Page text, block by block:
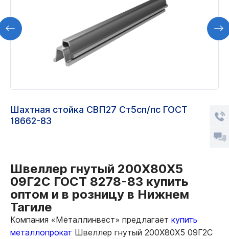
Шахтная стойка СВП27 Ст5сп/пс ГОСТ
18662-83
Швеллер гнутый 200Х80Х5
09Г2С ГОСТ 8278-83 купить
оптом и в розницу в Нижнем
Тагиле
Компания «Металлинвест» предлагает купить
металлопрокат Швеллер гнутый 200Х80Х5 09Г2С